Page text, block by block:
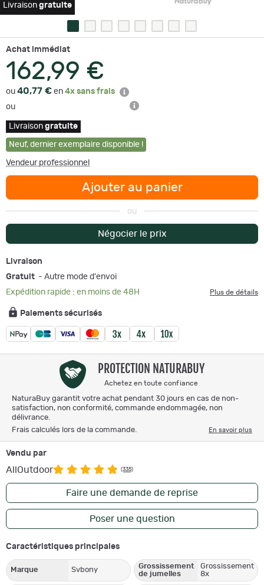
Livraison gratuite
Achat immédiat
162,99 €
ou 40,77 € en 4x sans frais
ou
Livraison gratuite
Neuf, dernier exemplaire disponible !
Vendeur professionnel
Ajouter au panier
ou
Négocier le prix
Livraison
Gratuit - Autre mode d'envoi
Expédition rapide : en moins de 48H
Plus de détails
Paiements sécurisés
PROTECTION NATURABUY
Achetez en toute confiance
NaturaBuy garantit votre achat pendant 30 jours en cas de non-
satisfaction, non conformité, commande endommagée, non
délivrance.
Frais calculés lors de la commande.
En savoir plus
Vendu par
AllOutdoor (335)
Faire une demande de reprise
Poser une question
Caractéristiques principales
Marque Svbony
Grossissement
de jumelles
Grossissement
8x